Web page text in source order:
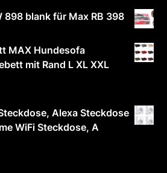
898 blank für Max RB 398
MAX Hundesofa
mit Rand L XL XXL
Alexa Steckdose
WiFi Steckdose, A